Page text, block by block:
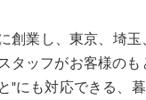
創業し、東京、埼
タッフがお客様の
"にも対応できる、